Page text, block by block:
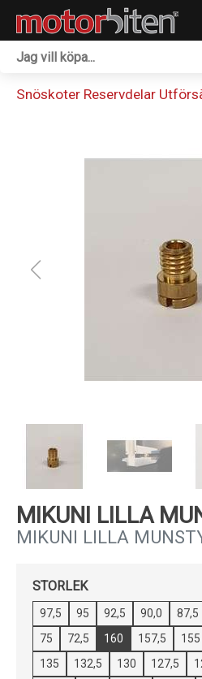
Snöskoter Reservdelar
MIKUNI LILLA
MIKUNI LILLA
STORLEK
97,5 95 92,5 90,0 87,5
75
72,5 160 157,5 155
135
132,5 130 127,5